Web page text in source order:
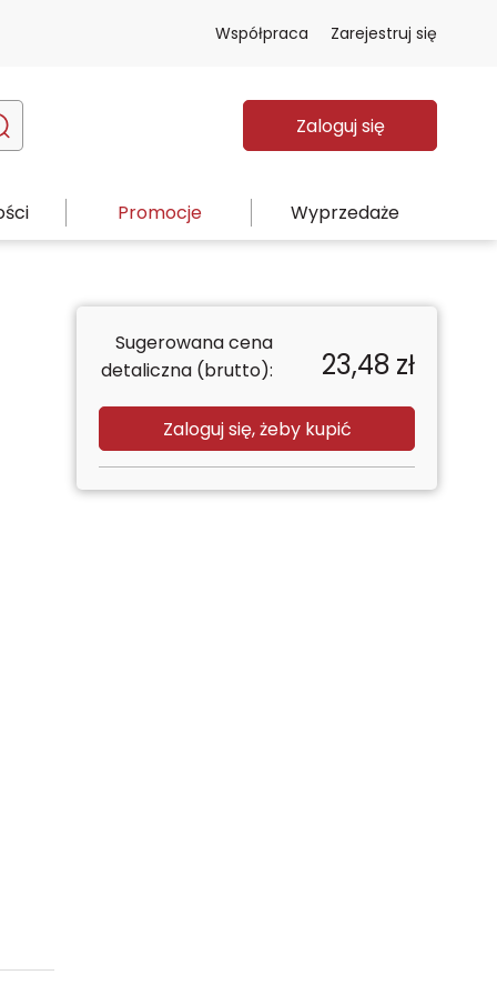
Współpraca Zarejestruj się
Zaloguj się
Promocje Wyprzedaże
Sugerowana cena
detaliczna (brutto):
23,48 zł
Zaloguj się, żeby kupić